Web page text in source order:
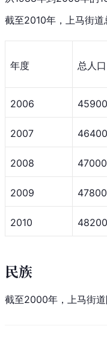
截至2010年，上马街
年度 总人口
2006 45900
2007 46400
2008 47000
2009 47800
2010 48200
民族
截至2000年，上马街